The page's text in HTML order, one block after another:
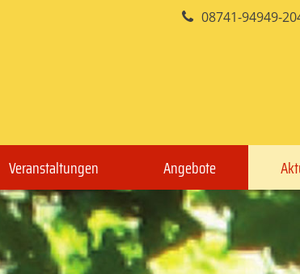
Veranstaltungen Angebote
08741-94949-